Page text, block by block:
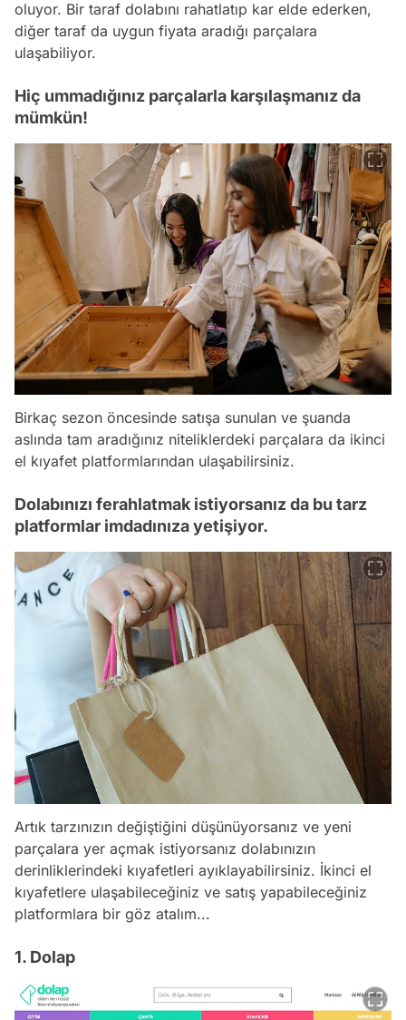
oluyor. Bir taraf dolabını rahatlatıp kar elde ederken,
diğer taraf da uygun fiyata aradığı parçalara
ulaşabiliyor.
Hiç ummadığınız parçalarla karşılaşmanız da
mümkün!
Birkaç sezon öncesinde satışa sunulan ve şuanda
aslında tam aradığınız niteliklerdeki parçalara da ikinci
el kıyafet platformlarından ulaşabilirsiniz.
Dolabınızı ferahlatmak istiyorsanız da bu tarz
platformlar imdadınıza yetişiyor.
Artık tarzınızın değiştiğini düşünüyorsanız ve yeni
parçalara yer açmak istiyorsanız dolabınızın
derinliklerindeki kıyafetleri ayıklayabilirsiniz. İkinci el
kıyafetlere ulaşabileceğiniz ve satış yapabileceğiniz
platformlara bir göz atalım...
1. Dolap